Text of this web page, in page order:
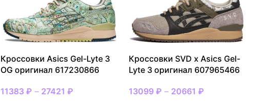
Кроссовки Asics Gel-Lyte 3
OG оригинал 617230866
11383₽ – 27421₽
Кроссовки SVD x Asics Gel-
Lyte 3 оригинал 607965466
13099 ₽ – 20661 ₽